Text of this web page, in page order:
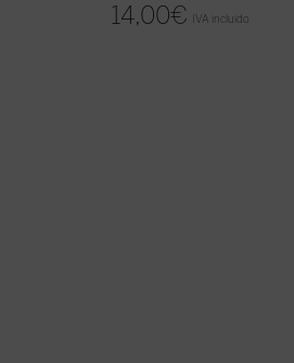
14,00€ IVA incluido